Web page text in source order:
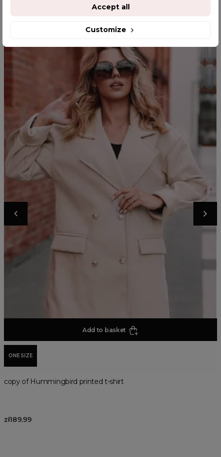
YOU MIGHT ALSO LIKE
Add to basket
ONE SIZE
copy of Hummingbird printed t-shirt
zł189.99
Customize
Accept all